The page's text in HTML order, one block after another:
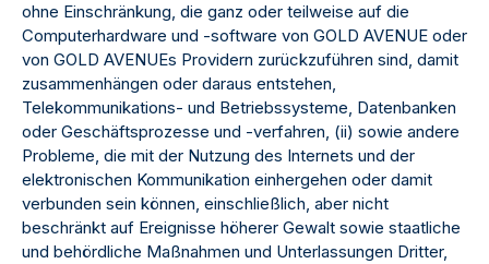
ohne Einschränkung, die ganz oder teilweise auf die
Computerhardware und -software von GOLD AVENUE oder
von GOLD AVENUEs Providern zurückzuführen sind, damit
zusammenhängen oder daraus entstehen,
Telekommunikations- und Betriebssysteme, Datenbanken
oder Geschäftsprozesse und -verfahren, (ii) sowie andere
Probleme, die mit der Nutzung des Internets und der
elektronischen Kommunikation einhergehen oder damit
verbunden sein können, einschließlich, aber nicht
beschränkt auf Ereignisse höherer Gewalt sowie staatliche
und behördliche Maßnahmen und Unterlassungen Dritter,